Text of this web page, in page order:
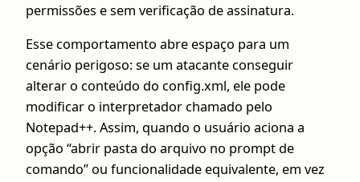
permissões e sem verificação de assinatura.
Esse comportamento abre espaço para um
cenário perigoso: se um atacante conseguir
alterar o conteúdo do config.xml, ele pode
modificar o interpretador chamado pelo
Notepad++. Assim, quando o usuário aciona a
opção “abrir pasta do arquivo no prompt de
comando” ou funcionalidade equivalente, em vez